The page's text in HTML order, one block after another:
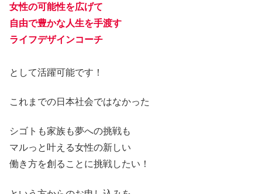
女性の可能性を広げて
自由で豊かな人生を手渡す
ライフデザインコーチ
として活躍可能です！
これまでの日本社会ではなかった
シゴトも家族も夢への挑戦も
マルっと叶える女性の新しい
働き方を創ることに挑戦したい！